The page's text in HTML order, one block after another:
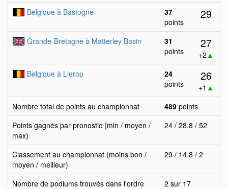
Belgique à Bastogne
37
points
29
Grande-Bretagne à Matterley Basin
31
points
27
+2 ▲
Belgique à Lierop
24
points
26
+1 ▲
Nombre total de points au championnat
489 points
Points gagnés par pronostic (min / moyen /
max)
24 / 28.8 / 52
Classement au championnat (moins bon /
moyen / meilleur)
29 / 14.8 / 2
Nombre de podiums trouvés dans l'ordre 2 sur 17